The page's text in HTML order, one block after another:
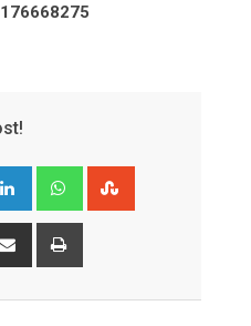
LinkedIn Whatsapp
Share